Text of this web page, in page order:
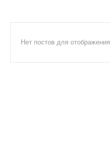
Нет постов для отображения